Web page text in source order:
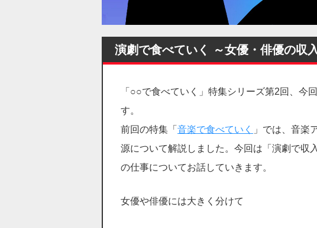
演劇で食べていく ～女優・俳優の収
「○○で食べていく」特集シリーズ第2回、今
す。
前回の特集「 音楽で食べていく
」では、音楽
源について解説しました。今回は「演劇で収
の仕事についてお話していきます。
女優や俳優には大きく分けて